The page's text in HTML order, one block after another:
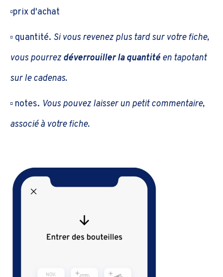
▫️prix d'achat
▫️ quantité. Si vous revenez plus tard sur votre fiche,
vous pourrezdéverrouiller la quantité en tapotant
sur le cadenas.
▫️ notes. Vous pouvez laisser un petit commentaire,
associé à votre fiche.